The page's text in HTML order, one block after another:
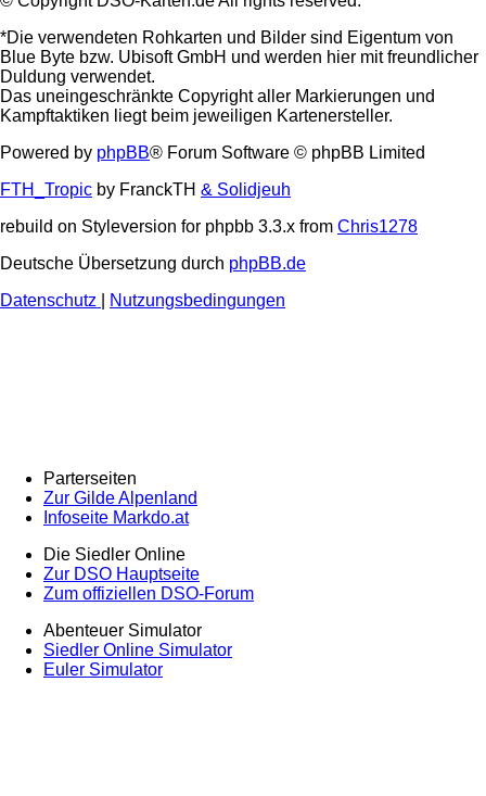
*Die verwendeten Rohkarten und Bilder sind Eigentum von
Blue Byte bzw. Ubisoft GmbH und werden hier mit freundlicher
Duldung verwendet.
Das uneingeschränkte Copyright aller Markierungen und
Kampftaktiken liegt beim jeweiligen Kartenersteller.
Powered by phpBB® Forum Software © phpBB Limited
FTH_Tropic by FranckTH & Solidjeuh
rebuild on Styleversion for phpbb 3.3.x from Chris1278
Deutsche Übersetzung durch phpBB.de
Datenschutz
Nutzungsbedingungen
Parterseiten
Zur Gilde Alpenland
Infoseite Markdo.at
Die Siedler Online
Zur DSO Hauptseite
Zum offiziellen DSO-Forum
Abenteuer Simulator
Siedler Online Simulator
Euler Simulator